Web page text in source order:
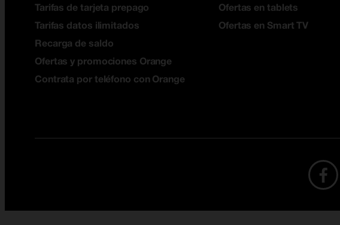
Tarifas de tarjeta prepago
Tarifas datos ilimitados
Recarga de saldo
Ofertas y promociones Orange
Contrata por teléfono con Orange
Ofertas en tablets
Ofertas en Smart TV